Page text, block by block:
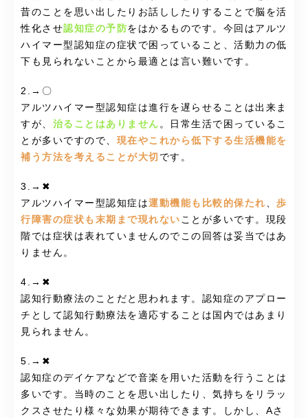
昔のことを思い出したりお話ししたりすることで脳を活
性化させ認知症の予防をはかるものです。今回はアルツ
ハイマー型認知症の症状で困っていること、活動力の低
下も見られないことから最適とは言い難いです。
2.→〇
アルツハイマー型認知症は進行を遅らせることは出来ま
すが、 治ることはありません 。日常生活で困っているこ
とが多いですので、 現在やこれから低下する生活機能を
補う方法を考えることが大切 です。
3.→✖
アルツハイマー型認知症は運動機能も比較的保たれ 、 歩
行障害の症状も末期まで現れない ことが多いです。現段
階では症状は表れていませんのでこの回答は妥当ではあ
りません。
4.→✖
認知行動療法のことだと思われます。認知症のアプロー
チとして認知行動療法を適応することは国内ではあまり
見られません。
5.→✖
認知症のデイケアなどで音楽を用いた活動を行うことは
多いです。当時のことを思い出したり、気持ちをリラッ
クスさせたり様々な効果が期待できます。しかし、Aさ